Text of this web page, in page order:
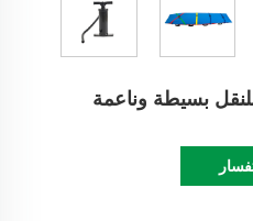
بسيطة وناعمة